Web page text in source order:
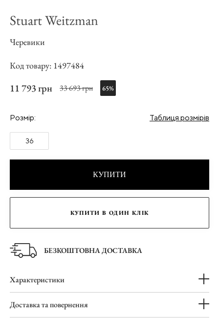
Stuart Weitzman
Черевики
Код товару: 1497484
11 793 грн 33 693 грн 65%
Розмір: Таблиця розмірів
36
КУПИТИ
КУПИТИ В ОДИН КЛІК
БЕЗКОШТОВНА ДОСТАВКА
Характеристики
Доставка та повернення